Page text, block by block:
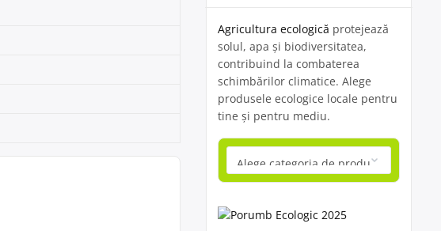
Agricultura ecologică protejează
solul, apa și biodiversitatea,
contribuind la combaterea
schimbărilor climatice. Alege
produsele ecologice locale pentru
tine și pentru mediu.